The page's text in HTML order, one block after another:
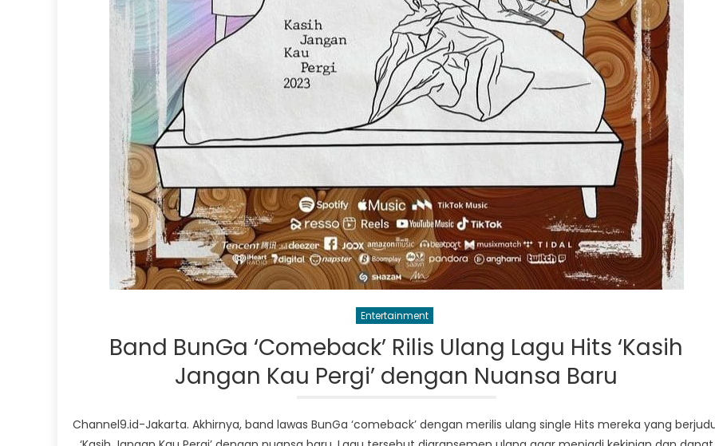
Entertainment
Band BunGa ‘Comeback’ Rilis Ulang Lagu Hits ‘Kasih
Jangan Kau Pergi’ dengan Nuansa Baru
Channel9.id-Jakarta. Akhirnya, band lawas BunGa ‘comeback’ dengan merilis ulang single Hits mereka yang